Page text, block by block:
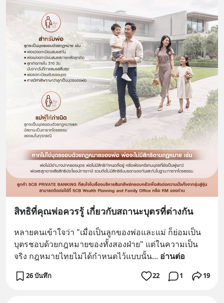
สิทธิที่คุณพ่อควรรู้ เกี่ยวกับสถานะบุตรที่ต่างกัน
หลายคนเข้าใจว่า "เมื่อเป็นลูกของพ่อและแม่ ก็ย่อมเป็น
บุตรชอบด้วยกฎหมายของทั้งสองฝ่าย" แต่ในความเป็น
จริง กฎหมายไทยไม่ได้กำหนดไว้แบบนั้น... อ่านต่อ
26 บันทึก 22 1 19